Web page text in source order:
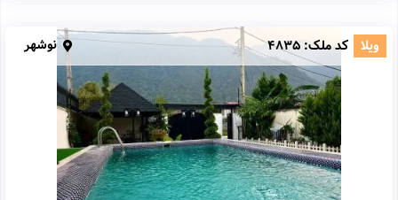
ویلا کد ملک:4835 نوشهر